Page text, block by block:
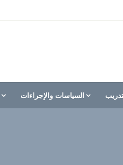
العربي
السياسات والإجراءات